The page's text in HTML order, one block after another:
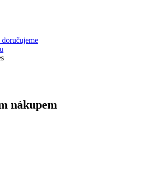
doručujeme
nákupem